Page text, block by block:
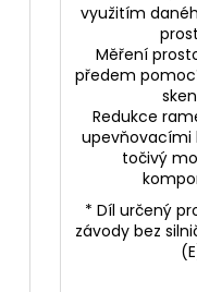
využitím
Měření
předem
Redukce
upevňovacími
točivý
* Díl určený
závody bez